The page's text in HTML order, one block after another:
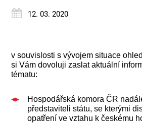
12. 03. 2020
v souvislosti s vývojem situace
si Vám dovoluji zaslat aktuální
tématu:
Hospodářská komora ČR
představiteli státu, se kterými
opatření ve vztahu k českému